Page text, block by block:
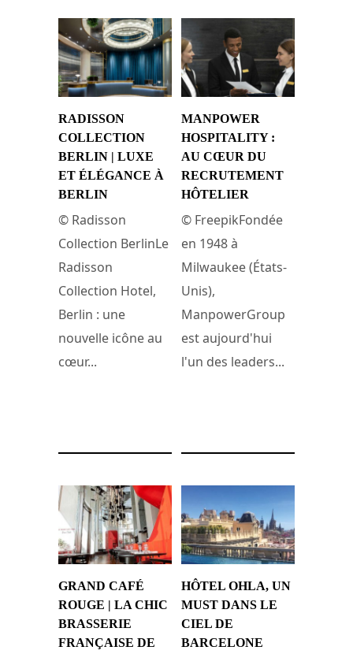
RADISSON
COLLECTION
BERLIN | LUXE
ET ÉLÉGANCE À
BERLIN
© Radisson
Collection BerlinLe
Radisson
Collection Hotel,
Berlin : une
nouvelle icône au
cœur...
MANPOWER
HOSPITALITY :
AU CŒUR DU
RECRUTEMENT
HÔTELIER
© FreepikFondée
en 1948 à
Milwaukee (États-
Unis),
ManpowerGroup
est aujourd'hui
l'un des leaders...
GRAND CAFÉ
ROUGE | LA CHIC
BRASSERIE
FRANÇAISE DE
HÔTEL OHLA, UN
MUST DANS LE
CIEL DE
BARCELONE